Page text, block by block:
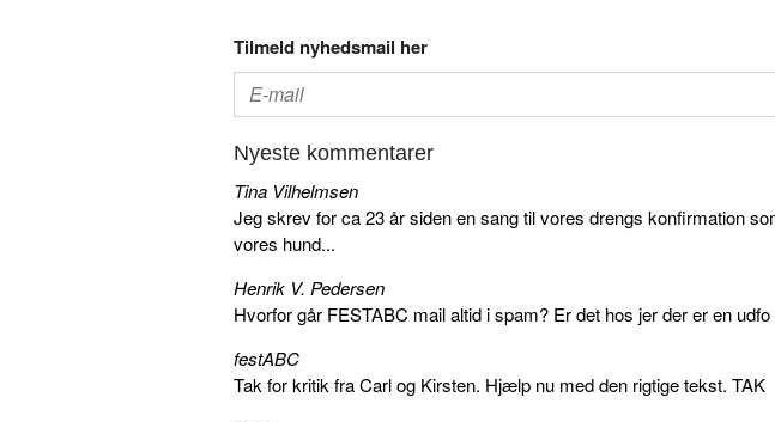
Tilmeld nyhedsmail her
Nyeste kommentarer
Tina Vilhelmsen
Jeg skrev for ca 23 år siden en sang til vores drengs konfirmation
vores hund...
Henrik V. Pedersen
Hvorfor går FESTABC mail altid i spam? Er det hos jer der er en udfo
festABC
Tak for kritik fra Carl og Kirsten. Hjælp nu med den rigtige tekst. TAK